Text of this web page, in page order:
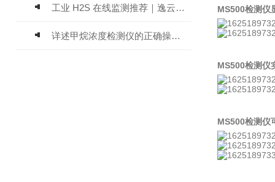
工业 H2S 在线监测推荐｜逸云天 MIC-600-H2S 固定式硫化氢检测仪评测
详述甲烷浓度检测仪的正确操作使用方法
MS500检测仪
MS500检测仪
MS500检测仪